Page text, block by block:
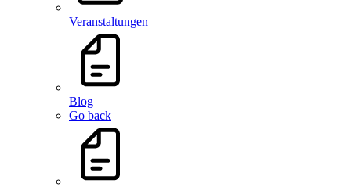
Veranstaltungen
Blog
Go back